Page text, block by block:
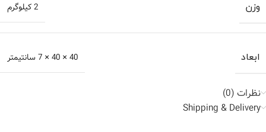
وزن 2 کیلوگرم
ابعاد 40 × 40 × 7 سانتیمتر
نظرات (0)
Shipping & Delivery